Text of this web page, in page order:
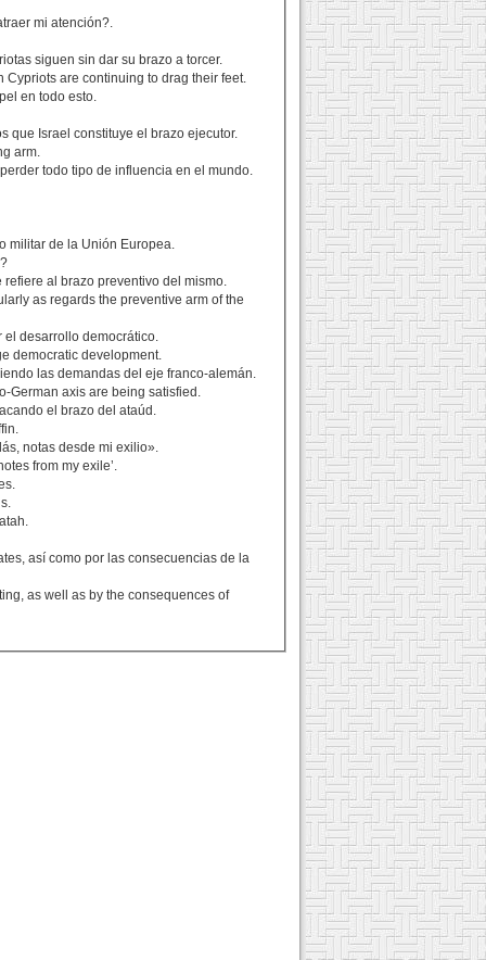
mi atención?.
siguen sin dar su brazo a torcer.
are continuing to drag their feet.
en todo esto.
que Israel constituye el brazo ejecutor.
arm.
todo tipo de influencia en el mundo.
militar de la Unión Europea.
al brazo preventivo del mismo.
as regards the preventive arm of the
el desarrollo democrático.
democratic development.
las demandas del eje franco-alemán.
German axis are being satisfied.
el brazo del ataúd.
notas desde mi exilio».
from my exile’.
así como por las consecuencias de la
as well as by the consequences of